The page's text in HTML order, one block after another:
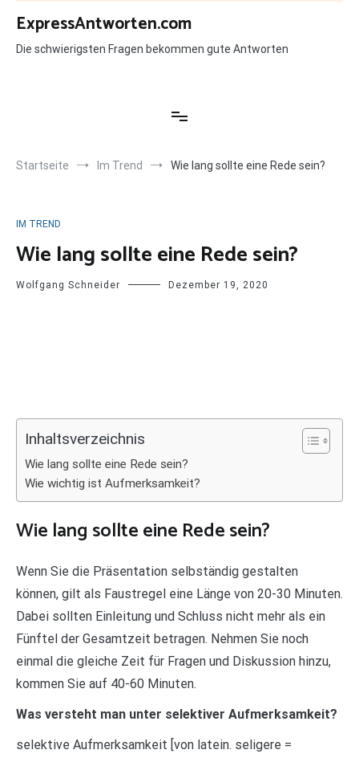
Zum
Inhalt
springen
ExpressAntworten.com
Die schwierigsten Fragen bekommen gute Antworten
Startseite Im Trend Wie lang sollte eine Rede sein?
IM TREND
Wie lang sollte eine Rede sein?
Wolfgang Schneider Dezember 19, 2020
Inhaltsverzeichnis
Wie lang sollte eine Rede sein?
Wie wichtig ist Aufmerksamkeit?
Wie lang sollte eine Rede sein?
Wenn Sie die Präsentation selbständig gestalten
können, gilt als Faustregel eine Länge von 20-30 Minuten.
Dabei sollten Einleitung und Schluss nicht mehr als ein
Fünftel der Gesamtzeit betragen. Nehmen Sie noch
einmal die gleiche Zeit für Fragen und Diskussion hinzu,
kommen Sie auf 40-60 Minuten.
Was versteht man unter selektiver Aufmerksamkeit?
selektive Aufmerksamkeit [von latein. seligere =